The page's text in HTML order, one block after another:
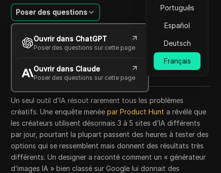
Português
Español
Deutsch
Français
Poser des questions
Ouvrir dans ChatGPT
Poser des questions sur cette page
Ouvrir dans Claude
Poser des questions sur cette page
Sandra Anderson
26 mai 2026 8 min de lecture
Copy Link
Un seul outil d’IA résout rarement tous les problèmes
créatifs. Une enquête menéepar Product Hunt a révélé que
les créateurs utilisent désormais 3 à 5 sites d’IA différents
par jour, pourtant la plupart passent des heures à tester des
options qui se ressemblent mais donnent des résultats très
différents. Un designer a raconté comment un « générateur
d’images IA » bien classé sur Google lui donnait des